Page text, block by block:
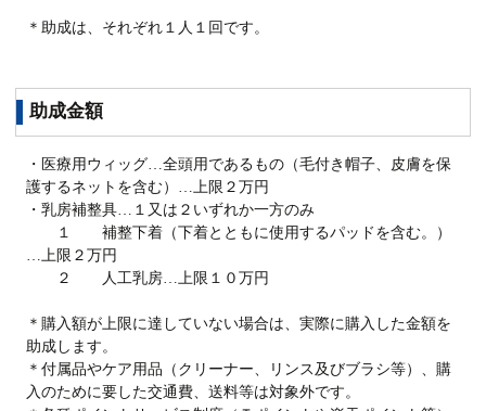
＊助成は、それぞれ１人１回です。
助成金額
・医療用ウィッグ…全頭用であるもの（毛付き帽子、皮膚を保
護するネットを含む）…上限２万円
・乳房補整具…１又は２いずれか一方のみ
１ 補整下着（下着とともに使用するパッドを含む。）
…上限２万円
２ 人工乳房…上限１０万円
＊購入額が上限に達していない場合は、実際に購入した金額を
助成します。
＊付属品やケア用品（クリーナー、リンス及びブラシ等）、購
入のために要した交通費、送料等は対象外です。